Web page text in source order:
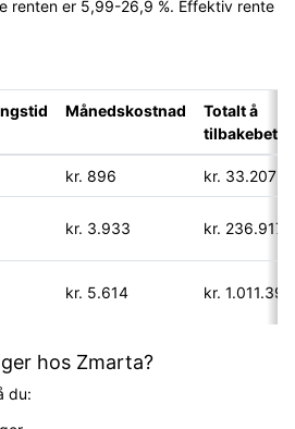
renten er 5,99-26,9 %. Effektiv rente
Månedskostnad
Totalt å
kr. 896 kr. 33.207
kr. 3.933 kr. 236.917
kr. 5.614 kr. 1.011.395
hos Zmarta?
du: